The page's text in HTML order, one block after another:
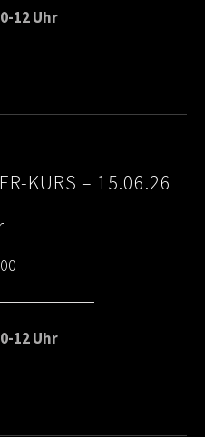
€65.00
12 Uhr
KURS – 15.06.26
range:
€65.00
12 Uhr